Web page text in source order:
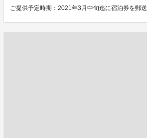
ご提供予定時期：2021年3月中旬迄に宿泊券を郵送